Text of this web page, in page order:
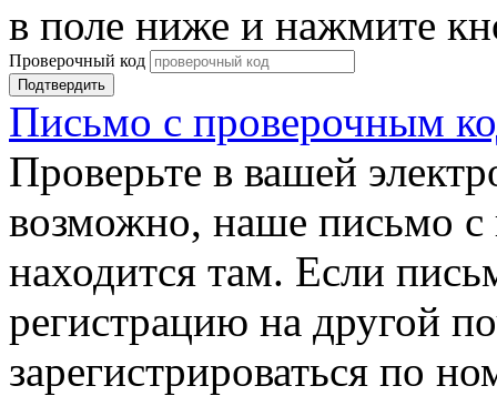
в поле ниже и нажмите
Проверочный код
Подтвердить
Письмо с проверочным
Проверьте в вашей
возможно, наше письмо с
находится там. Если
регистрацию на другой
зарегистрироваться по